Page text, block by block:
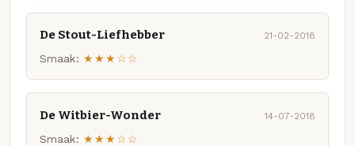
De Stout-Liefhebber 21-02-2018
Smaak: ★★★☆☆
De Witbier-Wonder 14-07-2018
Smaak: ★★★☆☆